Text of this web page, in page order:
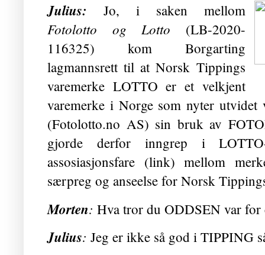
Julius: Jo, i saken mellom
Fotolotto og Lotto (LB-2020-
116325) kom Borgarting
lagmannsrett til at Norsk Tippings
varemerke LOTTO er et velkjent
varemerke i Norge som nyter utvidet
(Fotolotto.no AS) sin bruk av
gjorde derfor inngrep i
assosiasjonsfare (link) mellom
særpreg og anseelse for Norsk
Morten: Hva tror du ODDSEN var for
Julius: Jeg er ikke så god i TIPPING